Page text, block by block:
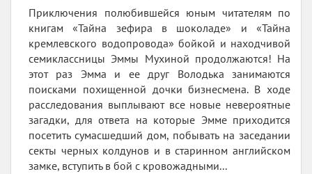
Приключения полюбившейся юным читателям по
книгам «Тайна зефира в шоколаде» и «Тайна
кремлевского водопровода» бойкой и находчивой
семиклассницы Эммы Мухиной продолжаются! На
этот раз Эмма и ее друг Володька занимаются
поисками похищенной дочки бизнесмена. В ходе
расследования выплывают все новые невероятные
загадки, для ответа на которые Эмме приходится
посетить сумасшедший дом, побывать на заседании
секты черных колдунов и в старинном английском
замке, вступить в бой с кровожадными...